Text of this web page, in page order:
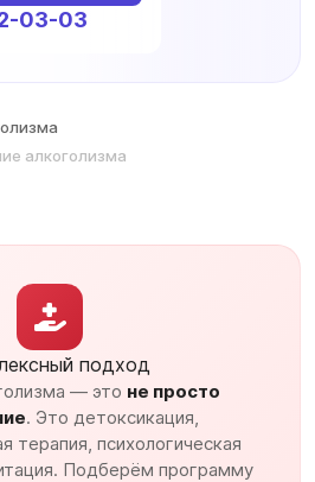
03-03
алкоголизма
подход
— это не просто
. Это детоксикация,
терапия, психологическая
Подберём программу